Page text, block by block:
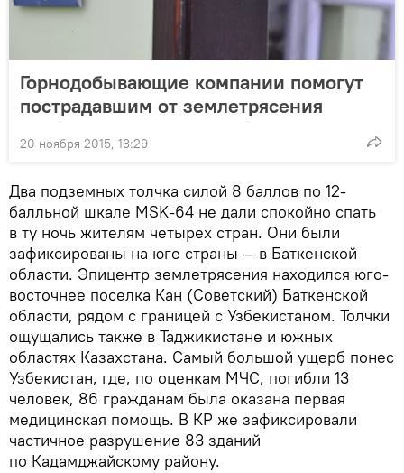
Горнодобывающие компании помогут
пострадавшим от землетрясения
20 ноября 2015, 13:29
Два подземных толчка силой 8 баллов по 12-
балльной шкале MSK-64 не дали спокойно спать
в ту ночь жителям четырех стран. Они были
зафиксированы на юге страны — в Баткенской
области. Эпицентр землетрясения находился юго-
восточнее поселка Кан (Советский) Баткенской
области, рядом с границей с Узбекистаном. Толчки
ощущались также в Таджикистане и южных
областях Казахстана. Самый большой ущерб понес
Узбекистан, где, по оценкам МЧС, погибли 13
человек, 86 гражданам была оказана первая
медицинская помощь. В КР же зафиксировали
частичное разрушение 83 зданий
по Кадамджайскому району.